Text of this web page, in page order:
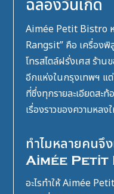
ฉลองวันเกิด
Aimée Petit Bistro ห
Rangsit” คือ เครื่องพิ
โทรสไตล์ฝรั่งเศส ร้าน
อีกแห่งในกรุงเทพฯ แต่
ที่ซึ่งทุกรายละเอียดสะ
เรื่องราวของความหลง
ทำไมหลายคนจึ
Aimée
อะไรทำให้ Aimée